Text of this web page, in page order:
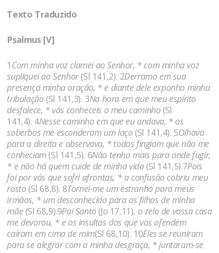
Texto Traduzido
Psalmus [V]
1 Com minha voz clamei ao Senhor, * com minha voz
supliquei ao Senhor(Sl 141,2). 2Derramo em sua
presença minha oração, * e diante dele exponho minha
tribulação (Sl 141,3). 3Na hora em que meu espírito
desfalece, * vós conheceis o meu caminho (Sl
141,4). 4Nesse caminho em que eu andava, * os
soberbos me esconderam um laço (Sl 141,4). 5Olhava
para a direita e observava, * todos fingiam que não me
conheciam(Sl 141,5). 6Não tenho mais para onde fugir,
* e não há quem cuide de minha vida(Sl 141,5).7Pois
foi por vós que sofri afrontas, * a confusão cobriu meu
rosto (Sl 68,8). 8Tornei-me um estranho para meus
irmãos, * um desconhecido para os filhos de minha
mãe(Sl 68,9).9Pai Santo(Jo 17,11), o zelo de vossa casa
me devorou, * e os insultos dos que vos ofendem
caíram em cima de mim(Sl 68,10). 10Eles se reuniram
para se alegrar com a minha desgraça, * juntaram-se